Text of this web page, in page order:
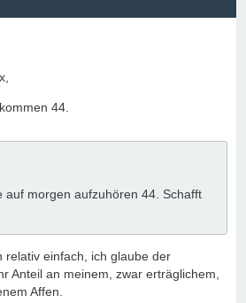
44.
auf morgen aufzuhören 44. Schafft
relativ einfach, ich glaube der
Anteil an meinem, zwar erträglichem,
Affen.